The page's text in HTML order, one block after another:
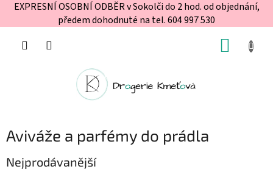
EXPRESNÍ OSOBNÍ ODBĚR v Sokolči do 2 hod. od objednání,
předem dohodnuté na tel. 604 997 530
Aviváže a parfémy do prádla
Nejprodávanější